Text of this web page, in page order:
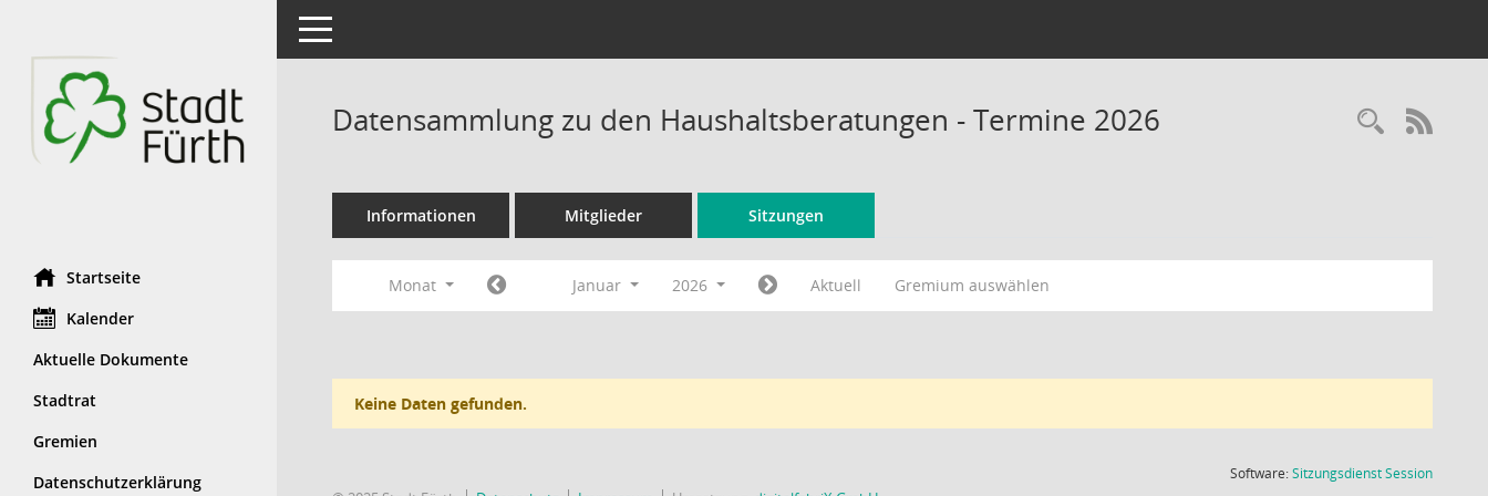
Startseite
Kalender
Aktuelle Dokumente
Stadtrat
Gremien
Datenschutzerklärung
Toggle navigation
Datensammlung zu den Haushaltsberatungen - Termine 2026
Informationen Mitglieder Sitzungen
Monat Januar 2026 Aktuell Gremium auswählen
Keine Daten gefunden.
Software:SitzungsdienstSession(Wird in